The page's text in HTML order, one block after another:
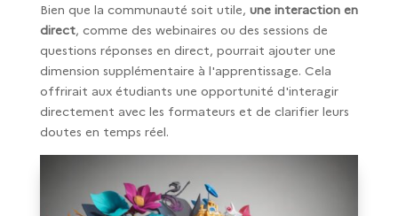
Bien que la communauté soit utile, une interaction en
direct, comme des webinaires ou des sessions de
questions réponses en direct, pourrait ajouter une
dimension supplémentaire à l'apprentissage. Cela
offrirait aux étudiants une opportunité d'interagir
directement avec les formateurs et de clarifier leurs
doutes en temps réel.